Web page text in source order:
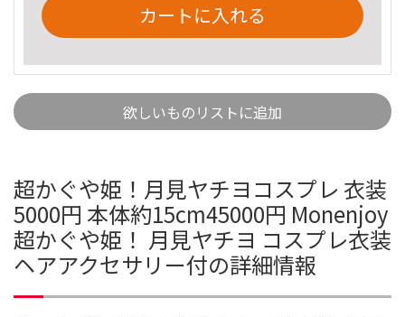
カートに入れる
欲しいものリストに追加
超かぐや姫！月見ヤチヨコスプレ 衣装
5000円 本体約15cm45000円 Monenjoy
超かぐや姫！ 月見ヤチヨ コスプレ衣装
ヘアアクセサリー付の詳細情報